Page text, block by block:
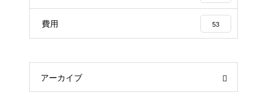
費用 53
アーカイブ